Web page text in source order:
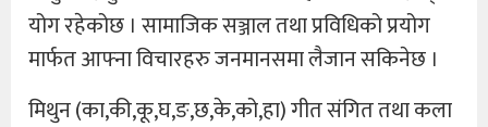
योग रहेकोछ । सामाजिक सञ्जाल तथा प्रविधिको प्रयोग
मार्फत आफ्ना विचारहरु जनमानसमा लैजान सकिनेछ ।
मिथुन (का,की,कू,घ,ङ,छ,के,को,हा) गीत संगित तथा कला